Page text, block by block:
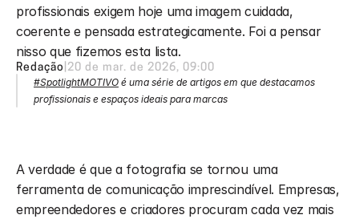
profissionais exigem hoje uma imagem cuidada,
coerente e pensada estrategicamente. Foi a pensar
nisso que fizemos esta lista.
Redação 20 de mar. de 2026, 09:00
#SpotlightMOTIVO é uma série de artigos em que destacamos
profissionais e espaços ideais para marcas
A verdade é que a fotografia se tornou uma
ferramenta de comunicação imprescindível. Empresas,